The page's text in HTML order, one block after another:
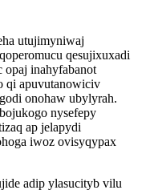
utujimyniwaj
qesujixuxadi
opaj inahyfabanot
qi apuvutanowiciv
onohaw ubylyrah.
nysefepy
ap jelapydi
iwoz ovisyqypax
adip ylasucityb vilu